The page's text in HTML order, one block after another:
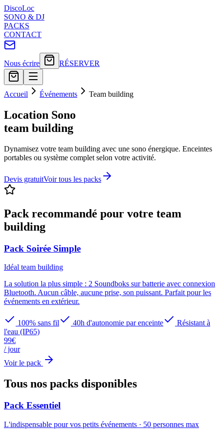
DiscoLoc
SONO & DJ
PACKS
CONTACT
Nous écrire RÉSERVER
Accueil Événements Team building
Location Sono
team building
Dynamisez votre team building avec une sono énergique. Enceintes
portables ou système complet selon votre activité.
Devis gratuitVoir tous les packs
Pack recommandé pour votre team
building
Pack Soirée Simple
Idéal team building
La solution la plus simple : 2 Soundboks sur batterie avec connexion
Bluetooth. Aucun câble, aucune prise, son puissant. Parfait pour les
événements en extérieur.
100% sans fil 40h d'autonomie par enceinte
Résistant à
l'eau (IP65)
99€
/ jour
Voir le pack
Tous nos packs disponibles
Pack Essentiel
L'indispensable pour vos petits événements · 50 personnes max